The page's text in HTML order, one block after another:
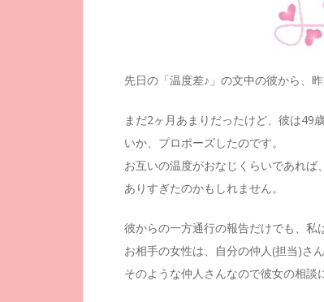
先日の「温度差♪」の文中の彼から、
まだ2ヶ月あまりだったけど、彼は49
いか、プロポーズしたのです。
お互いの温度がおなじくらいであれ
ありすぎたのかもしれません。
彼からの一方通行の報告だけでも、私
お相手の女性は、自分の仲人(担当)さ
そのような仲人さんなので彼女の相談